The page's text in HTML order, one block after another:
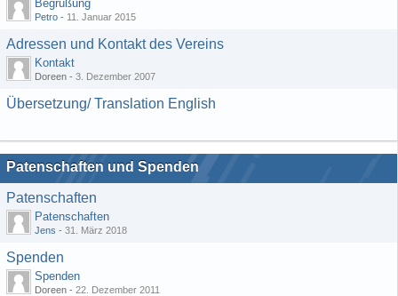
Begrüßung
Petro - 11. Januar 2015
Adressen und Kontakt des Vereins
Kontakt
Doreen - 3. Dezember 2007
Übersetzung/ Translation English
Patenschaften und Spenden
Patenschaften
Patenschaften
Jens - 31. März 2018
Spenden
Spenden
Doreen - 22. Dezember 2011